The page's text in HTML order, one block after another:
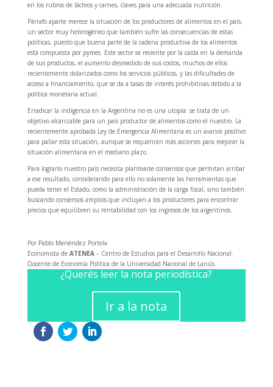
en los rubros de lácteos y carnes, claves para una adecuada nutrición.
Párrafo aparte merece la situación de los productores de alimentos en el país,
un sector muy heterogéneo que también sufre las consecuencias de estas
políticas, puesto que buena parte de la cadena productiva de los alimentos
está compuesta por pymes. Este sector se resiente por la caída en la demanda
de sus productos, el aumento desmedido de sus costos, muchos de ellos
recientemente dolarizados como los servicios públicos, y las dificultades de
acceso a financiamiento, que se da a tasas de interés prohibitivas debido a la
política monetaria actual.
Erradicar la indigencia en la Argentina no es una utopía: se trata de un
objetivo alcanzable para un país productor de alimentos como el nuestro. La
recientemente aprobada Ley de Emergencia Alimentaria es un avance positivo
para paliar esta situación, aunque se requerirán más acciones para mejorar la
situación alimentaria en el mediano plazo.
Para lograrlo nuestro país necesita plantearse consensos que permitan arribar
a ese resultado, considerando para ello no solamente las herramientas que
pueda tener el Estado, como la administración de la carga fiscal, sino también
buscando consensos amplios que incluyan a los productores para encontrar
precios que equilibren su rentabilidad con los ingresos de los argentinos.
Por Pablo Menéndez Portela
Economista de ATENEA– Centro de Estudios para el Desarrollo Nacional.
Docente de Economía Política de la Universidad Nacional de Lanús.
¿Querés leer la nota periodística?
Ir a la nota